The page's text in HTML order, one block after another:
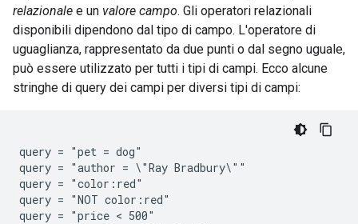
relazionale e un valore campo. Gli operatori relazionali
disponibili dipendono dal tipo di campo. L'operatore di
uguaglianza, rappresentato da due punti o dal segno uguale,
può essere utilizzato per tutti i tipi di campi. Ecco alcune
stringhe di query dei campi per diversi tipi di campi:
query = "pet = dog"
query = "author = \"Ray Bradbury\""
query = "color:red"
query = "NOT color:red"
query = "price < 500"